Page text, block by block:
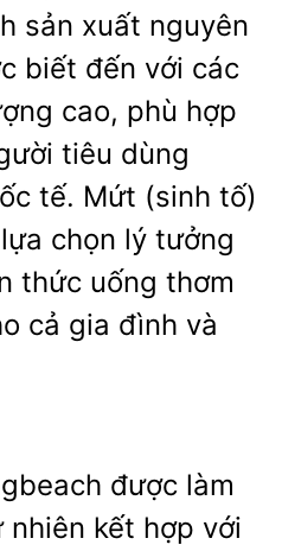
sản xuất nguyên
biết đến với các
cao, phù hợp
tiêu dùng
tế. Mứt (sinh tố)
chọn lý tưởng
thức uống thơm
cả gia đình và
được làm
kết hợp với